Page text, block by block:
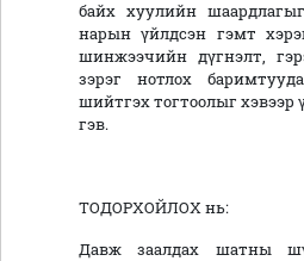
байх хуулийн
нарын үйлдсэн гэмт
шинжээчийн дүгнэлт,
зэрэг нотлох
шийтгэх тогтоолыг хэвээр
гэв.
ТОДОРХОЙЛОХ нь:
Давж заалдах шатны